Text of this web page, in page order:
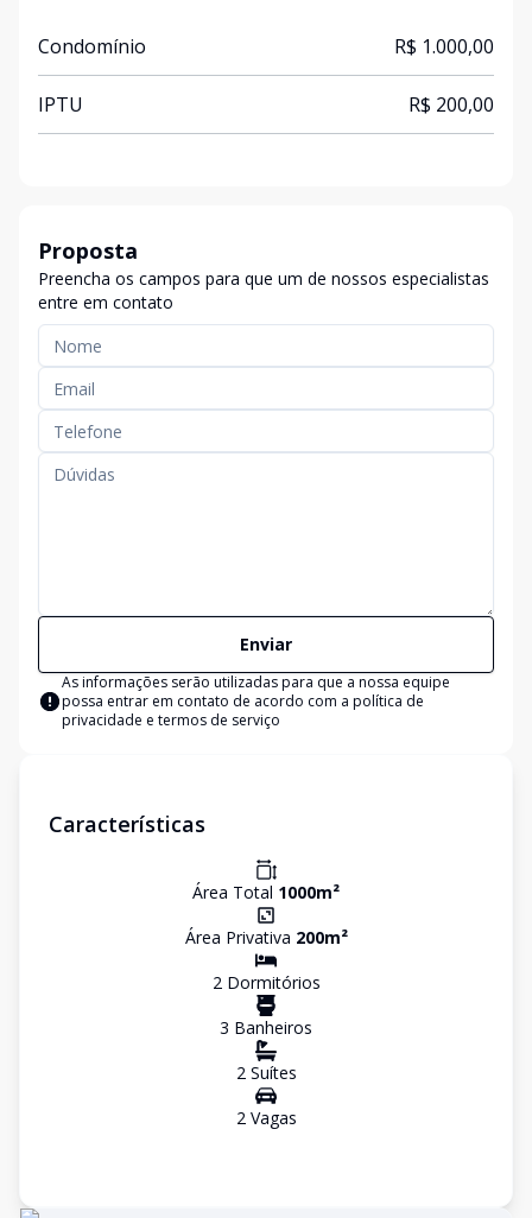
Condomínio R$ 1.000,00
IPTU R$ 200,00
Proposta
Preencha os campos para que um de nossos especialistas
entre em contato
Enviar
As informações serão utilizadas para que a nossa equipe
possa entrar em contato de acordo com a política de
privacidade e termos de serviço
Características
Área Total 1000m²
Área Privativa 200m²
2Dormitórios
3 Banheiros
2Suítes
2Vagas